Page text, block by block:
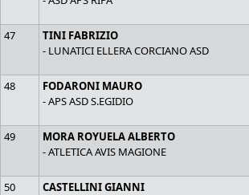
47
TINI FABRIZIO
- LUNATICI ELLERA CORCIANO ASD
48
FODARONI MAURO
- APS ASD S.EGIDIO
49
MORA ROYUELA ALBERTO
- ATLETICA AVIS MAGIONE
50 CASTELLINI GIANNI